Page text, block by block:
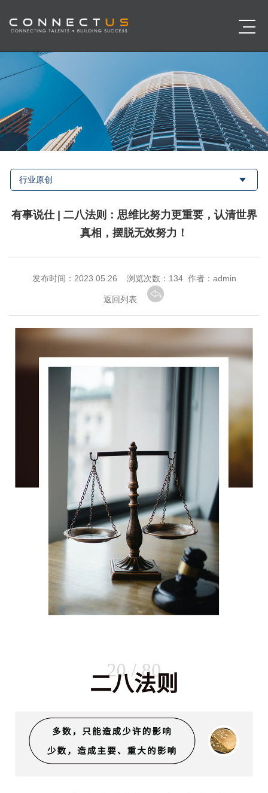
行业原创
有事说仕 | 二八法则：思维比努力更重要，认清世界
真相，摆脱无效努力！
发布时间：2023.05.26 浏览次数： 134 作者：admin
返回列表